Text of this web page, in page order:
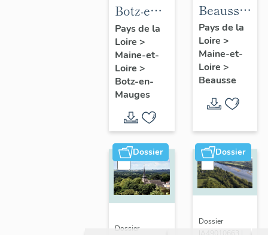
Botz-en-
Mauges :
présentation
de la
commune
Pays de la
Loire >
Maine-et-
Loire >
Botz-en-
Mauges
Beausse :
de la
commune
Pays de la
Loire >
Maine-et-
Loire >
Beausse
Dossier
Dossier
Dossier
Dossier